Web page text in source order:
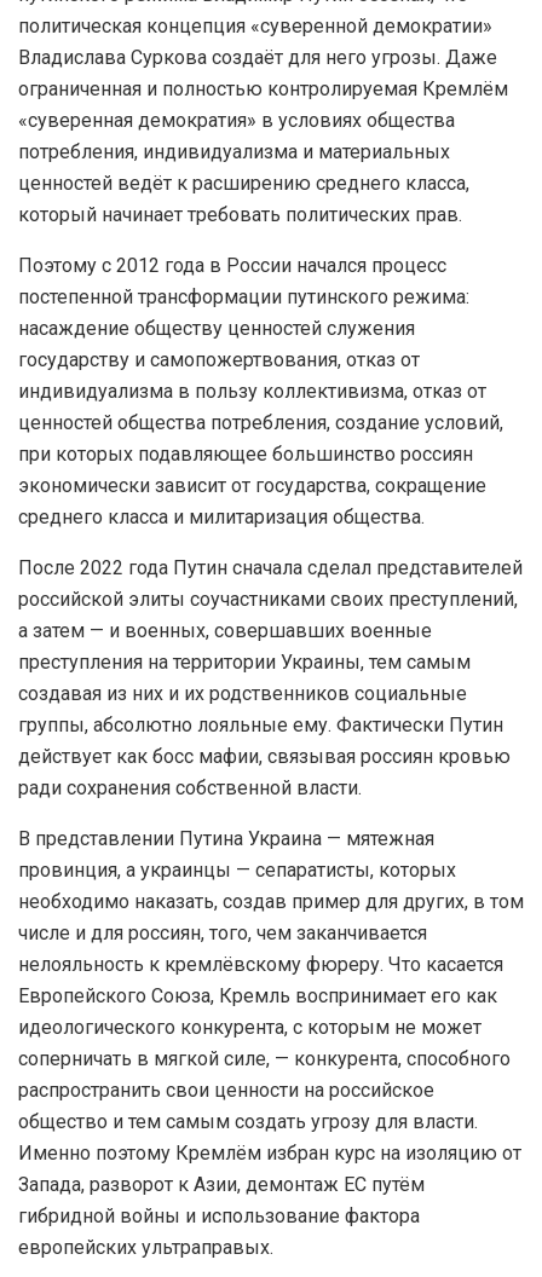
политическая концепция «суверенной демократии»
Владислава Суркова создаёт для него угрозы. Даже
ограниченная и полностью контролируемая Кремлём
«суверенная демократия» в условиях общества
потребления, индивидуализма и материальных
ценностей ведёт к расширению среднего класса,
который начинает требовать политических прав.
Поэтому с 2012 года в России начался процесс
постепенной трансформации путинского режима:
насаждение обществу ценностей служения
государству и самопожертвования, отказ от
индивидуализма в пользу коллективизма, отказ от
ценностей общества потребления, создание условий,
при которых подавляющее большинство россиян
экономически зависит от государства, сокращение
среднего класса и милитаризация общества.
После 2022 года Путин сначала сделал представителей
российской элиты соучастниками своих преступлений,
а затем — и военных, совершавших военные
преступления на территории Украины, тем самым
создавая из них и их родственников социальные
группы, абсолютно лояльные ему. Фактически Путин
действует как босс мафии, связывая россиян кровью
ради сохранения собственной власти.
В представлении Путина Украина — мятежная
провинция, а украинцы — сепаратисты, которых
необходимо наказать, создав пример для других, в том
числе и для россиян, того, чем заканчивается
нелояльность к кремлёвскому фюреру. Что касается
Европейского Союза, Кремль воспринимает его как
идеологического конкурента, с которым не может
соперничать в мягкой силе, — конкурента, способного
распространить свои ценности на российское
общество и тем самым создать угрозу для власти.
Именно поэтому Кремлём избран курс на изоляцию от
Запада, разворот к Азии, демонтаж ЕС путём
гибридной войны и использование фактора
европейских ультраправых.